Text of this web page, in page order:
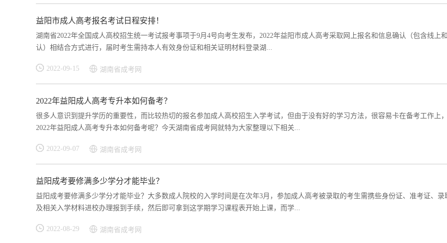
益阳市成人高考报名考试日程安排！
湖南省2022年全国成人高校招生统一考试报考事项于9月4号向考生发布，2022年益阳市成人高考采取网上报名和信息确认（包含线上
认）相结合方式进行，届时考生需持本人有效身份证和相关证明材料登录湖...
2022-09-15 湖南省成考网
2022年益阳成人高考专升本如何备考？
很多人意识到提升学历的重要性，而比较热切的报名参加成人高校招生入学考试，但由于没有好的学习方法，很容易卡在备考工作上
2022年益阳成人高考专升本如何备考呢？今天湖南省成考网就特为大家整理以下相关...
2022-09-07 湖南省成考网
益阳成考要修满多少学分才能毕业？
益阳成考要修满多少学分才能毕业？大多数成人院校的入学时间是在次年3月，参加成人高考被录取的考生需携些身份证、准考证、录
及相关入学材料进校办理报到手续，然后即可拿到这学期学习课程表开始上课，而学...
2022-08-29 湖南省成考网